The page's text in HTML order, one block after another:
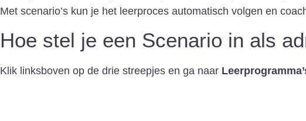
Met scenario’s kun je het leerproces automatisch volgen en
Hoe stel je een Scenario in als
Klik linksboven op de drie streepjes en ga naar